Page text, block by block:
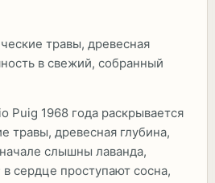
травы, древесная
в свежий, собранный
Puig 1968 года раскрывается
травы, древесная глубина,
слышны лаванда,
сердце проступают сосна,